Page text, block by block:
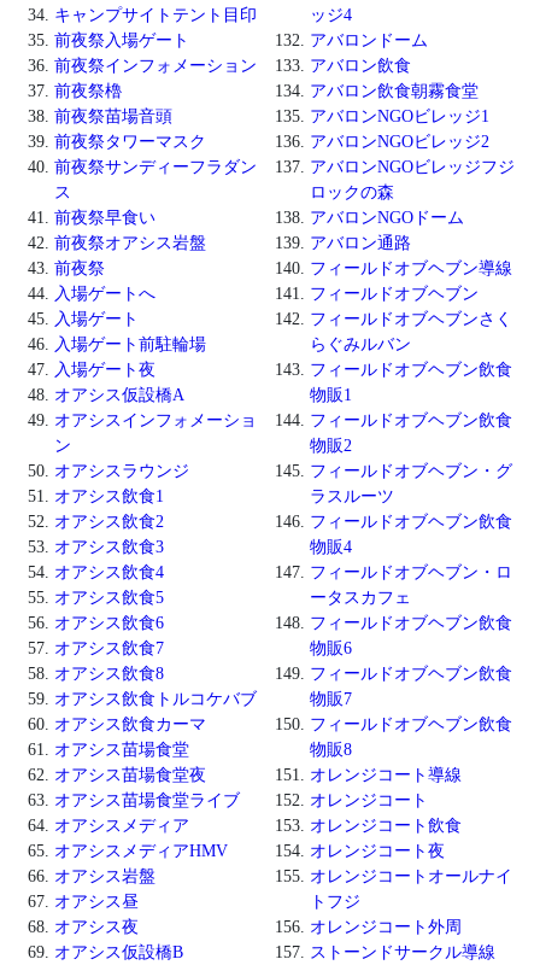
キャンプサイトテント目印
前夜祭入場ゲート
前夜祭インフォメーション
前夜祭櫓
前夜祭苗場音頭
前夜祭タワーマスク
前夜祭サンディーフラダン
ス
前夜祭早食い
前夜祭オアシス岩盤
前夜祭
入場ゲートへ
入場ゲート
入場ゲート前駐輪場
入場ゲート夜
オアシス仮設橋A
オアシスインフォメーショ
ン
オアシスラウンジ
オアシス飲食1
オアシス飲食2
オアシス飲食3
オアシス飲食4
オアシス飲食5
オアシス飲食6
オアシス飲食7
オアシス飲食8
オアシス飲食トルコケバブ
オアシス飲食カーマ
オアシス苗場食堂
オアシス苗場食堂夜
オアシス苗場食堂ライブ
オアシスメディア
オアシスメディアHMV
オアシス岩盤
オアシス昼
オアシス夜
オアシス仮設橋B
ッジ4
アバロンドーム
アバロン飲食
アバロン飲食朝霧食堂
アバロンNGOビレッジ1
アバロンNGOビレッジ2
アバロンNGOビレッジフジ
ロックの森
アバロンNGOドーム
アバロン通路
フィールドオブヘブン導線
フィールドオブヘブン
フィールドオブヘブンさく
らぐみルバン
フィールドオブヘブン飲食
物販1
フィールドオブヘブン飲食
物販2
フィールドオブヘブン・グ
ラスルーツ
フィールドオブヘブン飲食
物販4
フィールドオブヘブン・ロ
ータスカフェ
フィールドオブヘブン飲食
物販6
フィールドオブヘブン飲食
物販7
フィールドオブヘブン飲食
物販8
オレンジコート導線
オレンジコート
オレンジコート飲食
オレンジコート夜
オレンジコートオールナイ
トフジ
オレンジコート外周
ストーンドサークル導線